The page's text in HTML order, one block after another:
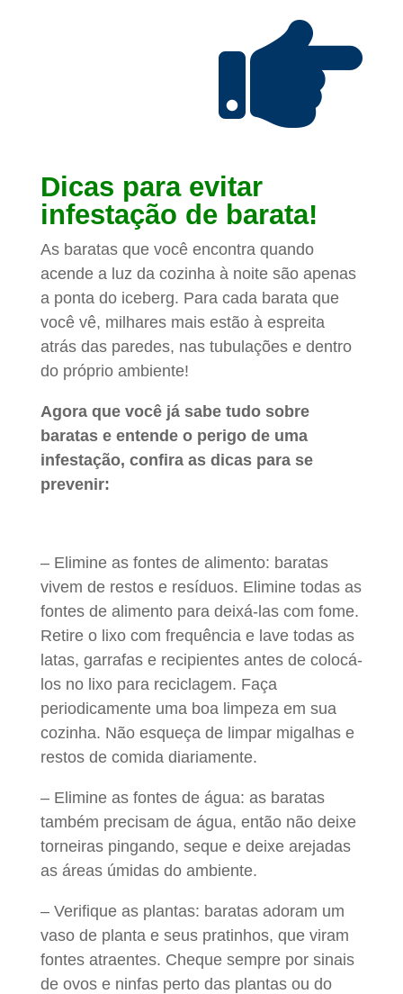

Dicas para evitar
infestação de barata!
As baratas que você encontra quando
acende a luz da cozinha à noite são apenas
a ponta do iceberg. Para cada barata que
você vê, milhares mais estão à espreita
atrás das paredes, nas tubulações e dentro
do próprio ambiente!
Agora que você já sabe tudo sobre
baratas e entende o perigo de uma
infestação, confira as dicas para se
prevenir:
– Elimine as fontes de alimento: baratas
vivem de restos e resíduos. Elimine todas as
fontes de alimento para deixá-las com fome.
Retire o lixo com frequência e lave todas as
latas, garrafas e recipientes antes de colocá-
los no lixo para reciclagem. Faça
periodicamente uma boa limpeza em sua
cozinha. Não esqueça de limpar migalhas e
restos de comida diariamente.
– Elimine as fontes de água: as baratas
também precisam de água, então não deixe
torneiras pingando, seque e deixe arejadas
as áreas úmidas do ambiente.
– Verifique as plantas: baratas adoram um
vaso de planta e seus pratinhos, que viram
fontes atraentes. Cheque sempre por sinais
de ovos e ninfas perto das plantas ou do